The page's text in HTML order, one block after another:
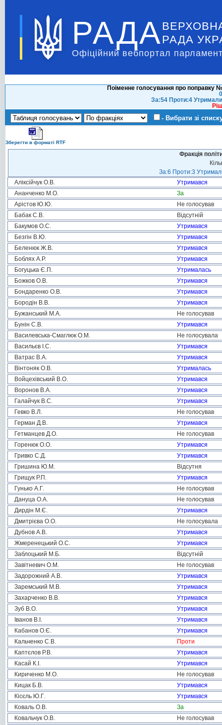
РАДА РАДА
Офіційний вебпортал
Поіменне голосування про поправку
За:54 Проти:4
- Вибрати зі
Зберегти в форматі RTF
Фракція
За:6 Проти:3
Аліксійчук О.В.
Утримався
Ананченко М.О.
За
Арістов Ю.Ю.
Не голосував
Бабак С.В.
Відсутній
Бакумов О.С.
Утримався
Безгін В.Ю.
Утримався
Беленюк Ж.В.
Утримався
Боблях А.Р.
Утримався
Богуцька Є.П.
Утрималась
Божков О.В.
Утримався
Бондаренко О.В.
Утримався
Бородін В.В.
Утримався
Бужанський М.А.
Не голосував
Бунін С.В.
Утримався
Василевська-Смаглюк О.М.
Не голосувала
Васильєв І.С.
Утримався
Ватрас В.А.
Утримався
Вінтоняк О.В.
Утрималась
Войцехівський В.О.
Утримався
Воронов В.А.
Утримався
Галайчук В.С.
Утримався
Гевко В.Л.
Не голосував
Герман Д.В.
Утримався
Гетманцев Д.О.
Не голосував
Горенюк О.О.
Утримався
Гривко С.Д.
Утримався
Гришина Ю.М.
Відсутня
Грищук Р.П.
Утримався
Гунько А.Г.
Не голосував
Дануца О.А.
Не голосував
Дирдін М.Є.
Утримався
Дмитрієва О.О.
Не голосувала
Дубнов А.В.
Утримався
Жмеренецький О.С.
Утримався
Заблоцький М.Б.
Відсутній
Завітневич О.М.
Не голосував
Задорожний А.В.
Утримався
Заремський М.В.
Утримався
Захарченко В.В.
Утримався
Зуб В.О.
Утримався
Іванов В.І.
Утримався
Кабанов О.Є.
Утримався
Кальченко С.В.
Проти
Каптєлов Р.В.
Утримався
Касай К.І.
Утримався
Кириченко М.О.
Не голосував
Кицак Б.В.
Утримався
Кісєль Ю.Г.
Утримався
Коваль О.В.
За
Ковальчук О.В.
Не голосував